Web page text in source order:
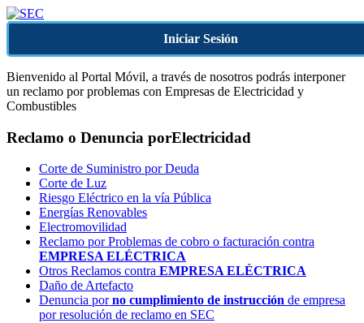
Iniciar Sesión
Bienvenido al Portal Móvil, a través de nosotros podrás interponer
un reclamo por problemas con Empresas de Electricidad y
Combustibles
Reclamo o Denuncia porElectricidad
Corte de Suministro por Deuda
Corte de Luz
Riesgo Eléctrico en la vía Pública
Energías Renovables
Electromovilidad
Reclamo por Problemas de cobro o facturación contra
EMPRESA ELÉCTRICA
Otros Reclamos contra EMPRESA ELÉCTRICA
Daño de Artefacto
Denuncia porno cumplimiento de instrucción de empresa
por resolución de reclamo en SEC